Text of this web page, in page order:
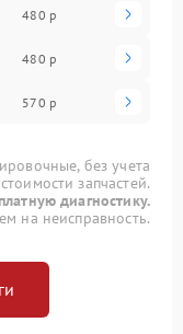
480 р
480 р
570 р
без учета
стоимости запчастей.
диагностику.
на неисправность.